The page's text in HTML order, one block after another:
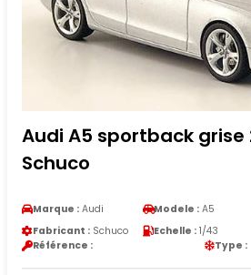
Audi A5 sportback grise
Schuco
Marque : Audi Modele : A5
Fabricant : Schuco Echelle : 1/43
Référence :
Type :